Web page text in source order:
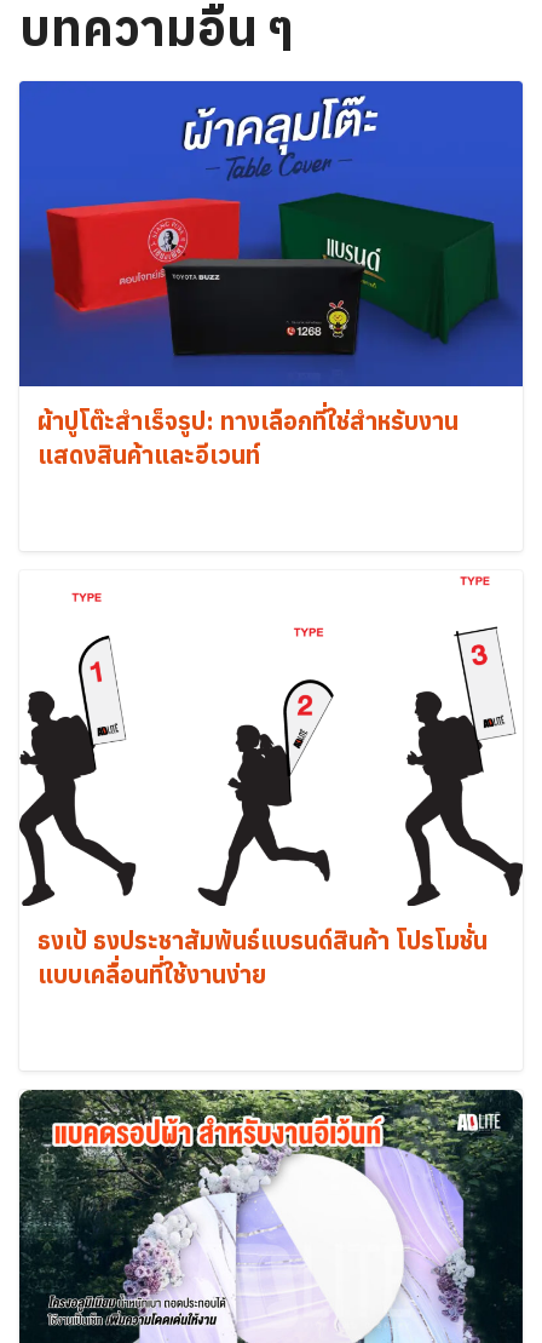
ค้นหา
สำหรับ:
บทความอื่น ๆ
ผ้าปูโต๊ะสำเร็จรูป: ทางเลือกที่ใช่สำหรับงาน
แสดงสินค้าและอีเวนท์
ธงเป้ ธงประชาสัมพันธ์แบรนด์สินค้า โปรโมชั่น
แบบเคลื่อนที่ใช้งานง่าย